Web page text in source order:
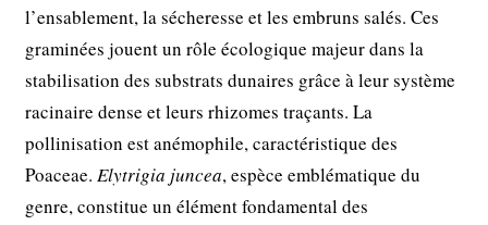
l’ensablement, la sécheresse et les embruns salés. Ces
graminées jouent un rôle écologique majeur dans la
stabilisation des substrats dunaires grâce à leur système
racinaire dense et leurs rhizomes traçants. La
pollinisation est anémophile, caractéristique des
Poaceae.Elytrigia juncea, espèce emblématique du
genre, constitue un élément fondamental des